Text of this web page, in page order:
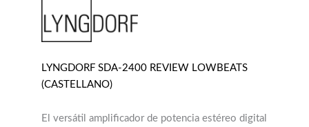
LYNGDORF SDA-2400 REVIEW LOWBEATS
(CASTELLANO)
El versátil amplificador de potencia estéreo digital